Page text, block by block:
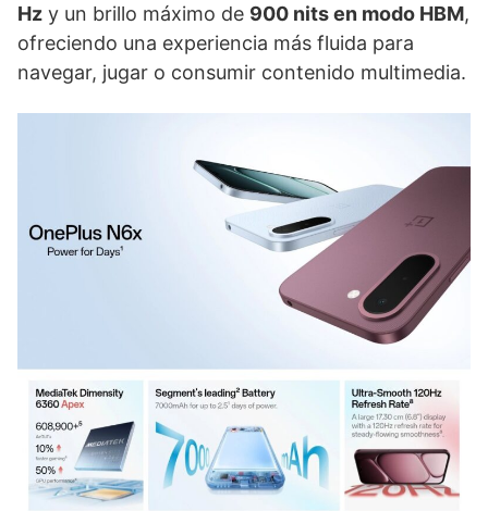
Hz y un brillo máximo de 900 nits en modo HBM,
ofreciendo una experiencia más fluida para
navegar, jugar o consumir contenido multimedia.